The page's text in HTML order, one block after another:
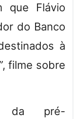
que Flávio
do Banco
à
, filme sobre
da pré-